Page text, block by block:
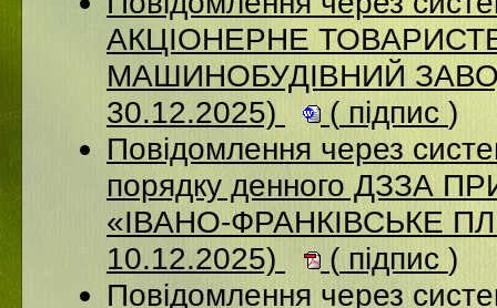
АКЦІОНЕРНЕ
МАШИНОБУДІВНИЙ
30.12.2025)
( підпис )
Повідомлення через
порядку денного ДЗЗА
«ІВАНО-ФРАНКІВСЬКЕ
10.12.2025)
( підпис )
Повідомлення через